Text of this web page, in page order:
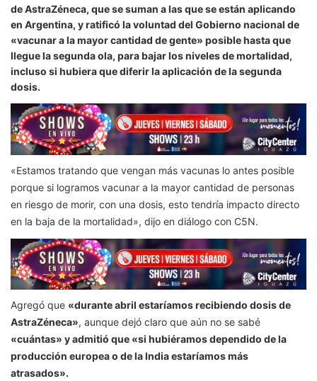
de AstraZéneca, que se suman a las que se están aplicando
en Argentina, y ratificó la voluntad del Gobierno nacional de
«vacunar a la mayor cantidad de gente» posible hasta que
llegue la segunda ola, para bajar los niveles de mortalidad,
incluso si hubiera que diferir la aplicación de la segunda
dosis.
«Estamos tratando que vengan más vacunas lo antes posible
porque si logramos vacunar a la mayor cantidad de personas
en riesgo de morir, con una dosis, esto tendría impacto directo
en la baja de la mortalidad», dijo en diálogo con C5N.
Agregó que «durante abril estaríamos recibiendo dosis de
AstraZéneca», aunque dejó claro que aún no se sabé
«cuántas» y admitió que «si hubiéramos dependido de la
producción europea o de la India estaríamos más
atrasados».